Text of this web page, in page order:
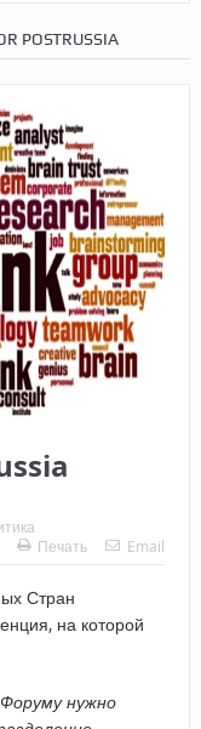
POSTRUSSIA
Печать
Email
Стран
на которой
нужно